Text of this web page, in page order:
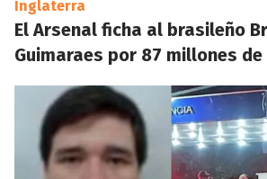
Inglaterra
El Arsenal ficha al brasileño
Guimaraes por 87 millones de